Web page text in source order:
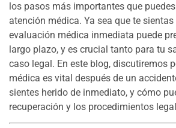
los pasos más importantes que
atención médica. Ya sea que te
evaluación médica inmediata puede
largo plazo, y es crucial tanto para tu
caso legal. En este blog, discutiremos
médica es vital después de un
sientes herido de inmediato, y cómo
recuperación y los procedimientos